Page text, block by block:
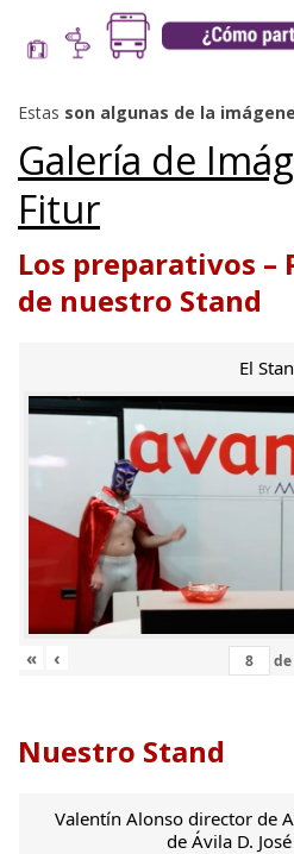
Estas son algunas de la
Galería de
Fitur
Los preparativos –
de nuestro Stand
El
« ‹
Nuestro Stand
Valentín Alonso director de
de Ávila D.